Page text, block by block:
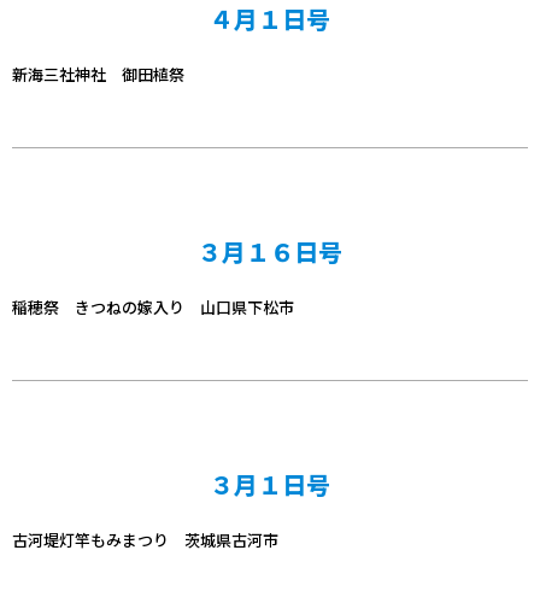
４月１日号
新海三社神社 御田植祭
３月１６日号
稲穂祭 きつねの嫁入り 山口県下松市
３月１日号
古河堤灯竿もみまつり 茨城県古河市